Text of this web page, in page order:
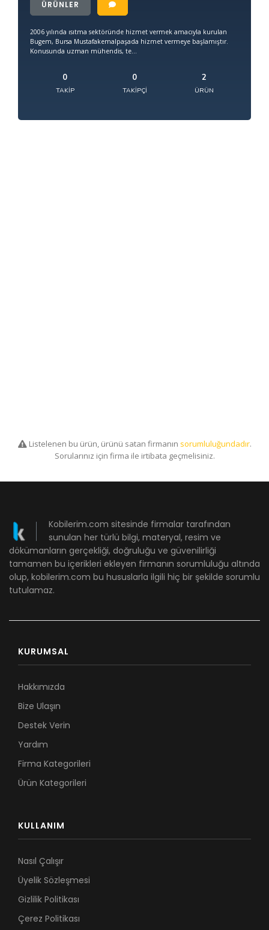
ÜRÜNLER
2006 yılında ısıtma sektöründe hizmet vermek amacıyla kurulan
Bugem, Bursa Mustafakemalpaşada hizmet vermeye başlamıştır.
Konusunda uzman mühendis, te...
0
TAKIP
0
TAKIPÇI
2
ÜRÜN
Listelenen bu ürün, ürünü satan firmanın sorumluluğundadır.
Sorularınız için firma ile irtibata geçmelisiniz.
Kobilerim.com sitesinde firmalar tarafından
sunulan her türlü bilgi, materyal, resim ve
dökümanların gerçekliği, doğruluğu ve güvenilirliği
tamamen bu içerikleri ekleyen firmanın sorumluluğu altında
olup, kobilerim.com bu hususlarla ilgili hiç bir şekilde sorumlu
tutulamaz.
KURUMSAL
Hakkımızda
Bize Ulaşın
Destek Verin
Yardım
Firma Kategorileri
Ürün Kategorileri
KULLANIM
Nasıl Çalışır
Üyelik Sözleşmesi
Gizlilik Politikası
Çerez Politikası